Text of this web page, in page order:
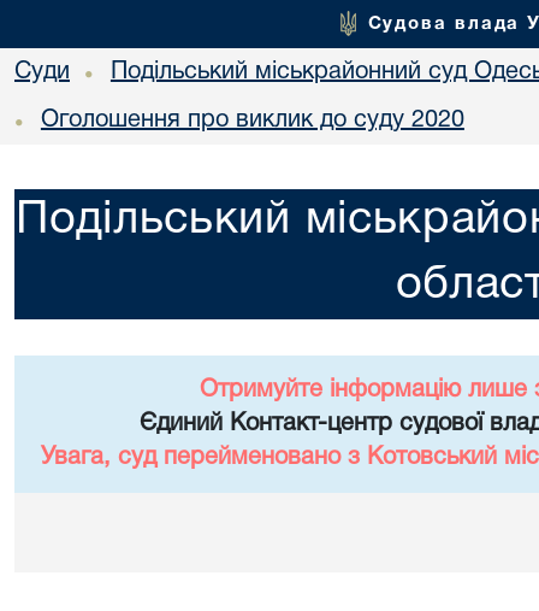
Судова влада
Суди • Подільський міськрайонний суд
• Оголошення про виклик до суду 2020
Подільський
Отримуйте інформацію лише
Єдиний Контакт-центр судової
Увага, суд перейменовано з Котовський